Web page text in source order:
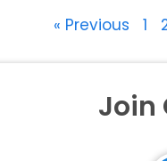
« Previous 1
Join